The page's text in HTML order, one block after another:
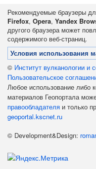
Рекомендуемые браузеры
Firefox, Opera, Yandex
другого браузера может
содержимого веб-страниц.
Условия использования
© Институт вулканологии
Пользовательское
Любое использование либо
материалов Геопортала
правообладателя и только
geoportal.kscnet.ru
© Development&Design: